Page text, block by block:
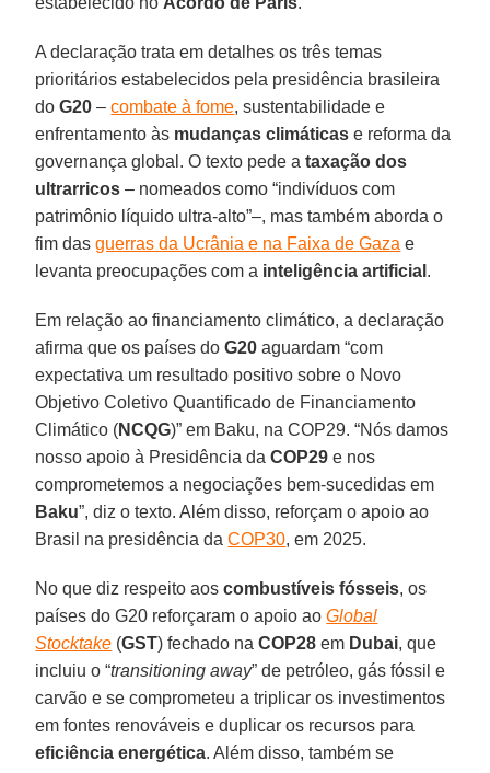
A declaração trata em detalhes os três temas
prioritários estabelecidos pela presidência brasileira
doG20 –combate à fome, sustentabilidade e
enfrentamento às mudanças climáticas e reforma da
governança global. O texto pede a taxação dos
ultrarricos – nomeados como “indivíduos com
patrimônio líquido ultra-alto”–, mas também aborda o
fim dasguerras da Ucrânia e na Faixa de Gaza e
levanta preocupações com a inteligência artificial .
Em relação ao financiamento climático, a declaração
afirma que os países doG20 aguardam “com
expectativa um resultado positivo sobre o Novo
Objetivo Coletivo Quantificado de Financiamento
Climático (NCQG)” em Baku, na COP29. “Nós damos
nosso apoio à Presidência daCOP29 e nos
comprometemos a negociações bem-sucedidas em
Baku”, diz o texto. Além disso, reforçam o apoio ao
Brasil na presidência daCOP30, em 2025.
No que diz respeito aoscombustíveis fósseis, os
países do G20 reforçaram o apoio aoGlobal
Stocktake (GST) fechado naCOP28 em Dubai, que
incluiu o “transitioning away” de petróleo, gás fóssil e
carvão e se comprometeu a triplicar os investimentos
em fontes renováveis e duplicar os recursos para
eficiência energética. Além disso, também se